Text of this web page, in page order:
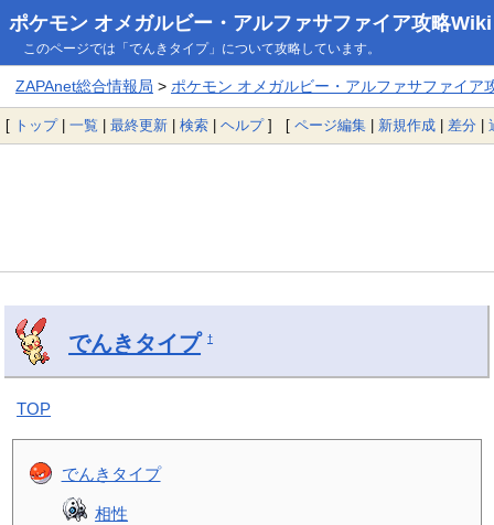
ポケモン オメガルビー・アルファサファイア攻略Wiki
このページでは「でんきタイプ」について攻略しています。
ZAPAnet総合情報局 > ポケモン オメガルビー・アルファサファイア
[ トップ| 一覧 | 最終更新 | 検索 | ヘルプ] [ ページ編集 | 新規作成 | 差分 |
でんきタイプ †
TOP
でんきタイプ
相性